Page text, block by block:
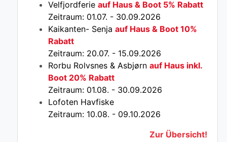
Velfjordferie auf Haus & Boot 5% Rabatt
Zeitraum: 01.07. - 30.09.2026
Kaikanten- Senja auf Haus & Boot 10%
Rabatt
Zeitraum: 20.07. - 15.09.2026
Rorbu Rolvsnes & Asbjørn auf Haus inkl.
Boot 20% Rabatt
Zeitraum: 01.08. - 30.09.2026
Lofoten Havfiske
Zeitraum: 10.08. - 09.10.2026
Zur Übersicht!